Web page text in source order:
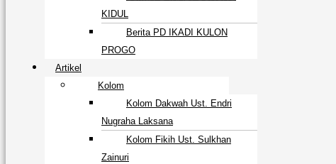
KIDUL
Berita PD IKADI KULON
PROGO
Artikel
Kolom
Kolom Dakwah Ust. Endri
Nugraha Laksana
Kolom Fikih Ust. Sulkhan
Zainuri